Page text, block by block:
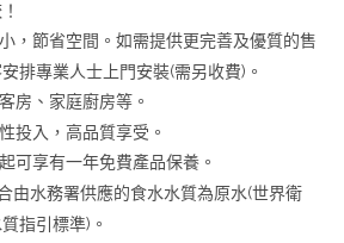
，節省空間。如需提供更完善及優質的售
排專業人士上門安裝(需另收費)。
房、家庭廚房等。
投入，高品質享受。
可享有一年免費產品保養。
由水務署供應的食水水質為原水(世界衛
指引標準)。